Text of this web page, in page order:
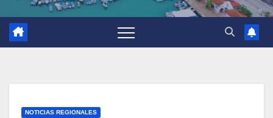
NOTICIAS REGIONALES